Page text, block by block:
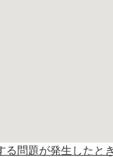
る問題が発生したと